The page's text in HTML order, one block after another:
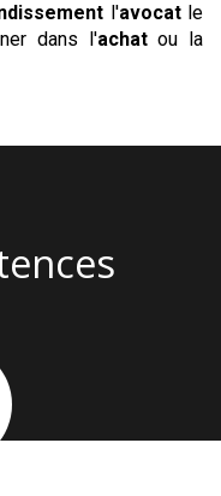
l'avocatle
dans l'achatou la